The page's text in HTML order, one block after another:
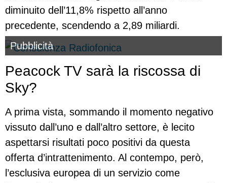
diminuito dell’11,8% rispetto all’anno
precedente, scendendo a 2,89 miliardi.
Pubblicità
Peacock TV sarà la riscossa di
Sky?
A prima vista, sommando il momento negativo
vissuto dall’uno e dall’altro settore, è lecito
aspettarsi risultati poco positivi da questa
offerta d’intrattenimento. Al contempo, però,
l’esclusiva europea di un servizio come